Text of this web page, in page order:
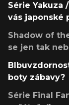
Série Yakuza
vás japonské
Shadow of
se jen tak
boty zábavy?
Série Final